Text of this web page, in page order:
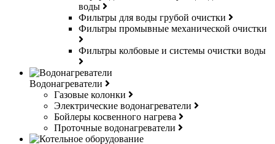
воды
Фильтры для воды грубой очистки
Фильтры промывные механической очистки
Фильтры колбовые и системы очистки воды
Водонагреватели
Газовые колонки
Электрические водонагреватели
Бойлеры косвенного нагрева
Проточные водонагреватели